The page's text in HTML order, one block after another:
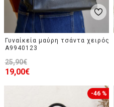
Γυναίκεία μαύρη τσάντα χειρός
A9940123
19,00€
25,90€
-46 %